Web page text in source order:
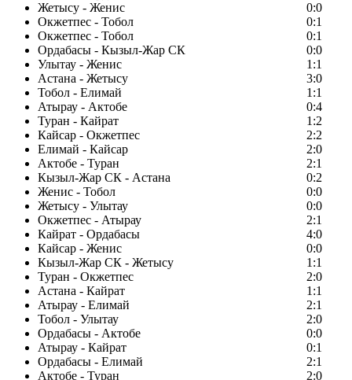
Жетысу - Женис
0:0
Окжетпес - Тобол
0:1
Окжетпес - Тобол
0:1
Ордабасы - Кызыл-Жар СК
0:0
Улытау - Женис
1:1
Астана - Жетысу
3:0
Тобол - Елимай
1:1
Атырау - Актобе
0:4
Туран - Кайрат
1:2
Кайсар - Окжетпес
2:2
Елимай - Кайсар
2:0
Актобе - Туран
2:1
Кызыл-Жар СК - Астана
0:2
Женис - Тобол
0:0
Жетысу - Улытау
0:0
Окжетпес - Атырау
2:1
Кайрат - Ордабасы
4:0
Кайсар - Женис
0:0
Кызыл-Жар СК - Жетысу
1:1
Туран - Окжетпес
2:0
Астана - Кайрат
1:1
Атырау - Елимай
2:1
Тобол - Улытау
2:0
Ордабасы - Актобе
0:0
Атырау - Кайрат
0:1
Ордабасы - Елимай
2:1
Актобе - Туран
2:0